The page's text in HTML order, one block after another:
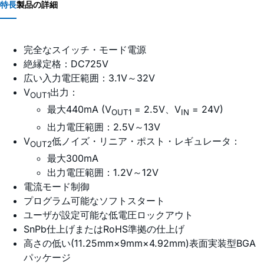
特長製品の詳細
完全なスイッチ・モード電源
絶縁定格：DC725V
広い入力電圧範囲：3.1V～32V
VOUT1出力：
最大440mA (VOUT1 = 2.5V、VIN = 24V)
出力電圧範囲：2.5V～13V
VOUT2低ノイズ・リニア・ポスト・レギュレータ：
最大300mA
出力電圧範囲：1.2V～12V
電流モード制御
プログラム可能なソフトスタート
ユーザが設定可能な低電圧ロックアウト
SnPb仕上げまたはRoHS準拠の仕上げ
高さの低い(11.25mm×9mm×4.92mm)表面実装型BGA
パッケージ